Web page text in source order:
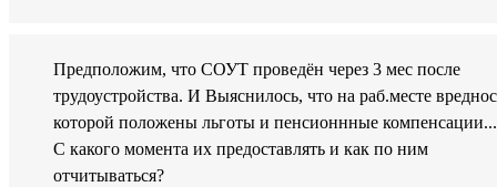
Предположим, что СОУТ проведён через 3 мес после
трудоустройства. И Выяснилось, что на раб.месте
которой положены льготы и пенсионнные
С какого момента их предоставлять и как по ним
отчитываться?